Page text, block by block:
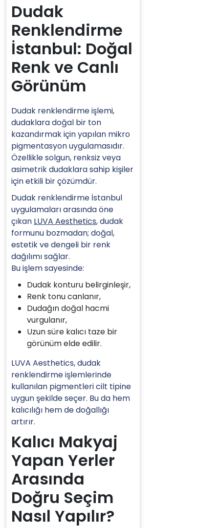
Dudak
Renklendirme
İstanbul: Doğal
Renk ve Canlı
Görünüm
Dudak renklendirme işlemi,
dudaklara doğal bir ton
kazandırmak için yapılan mikro
pigmentasyon uygulamasıdır.
Özellikle solgun, renksiz veya
asimetrik dudaklara sahip kişiler
için etkili bir çözümdür.
Dudak renklendirme İstanbul
uygulamaları arasında öne
çıkan LUVA Aesthetics, dudak
formunu bozmadan; doğal,
estetik ve dengeli bir renk
dağılımı sağlar.
Bu işlem sayesinde:
Dudak konturu belirginleşir,
Renk tonu canlanır,
Dudağın doğal hacmi
vurgulanır,
Uzun süre kalıcı taze bir
görünüm elde edilir.
LUVA Aesthetics, dudak
renklendirme işlemlerinde
kullanılan pigmentleri cilt tipine
uygun şekilde seçer. Bu da hem
kalıcılığı hem de doğallığı
artırır.
Kalıcı Makyaj
Yapan Yerler
Arasında
Doğru Seçim
Nasıl Yapılır?